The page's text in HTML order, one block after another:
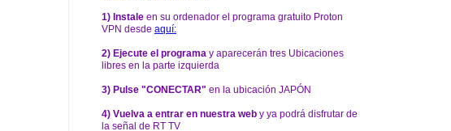
1) Instale en su ordenador el programa gratuito Proton
VPN desde aquí:
2) Ejecute el programa y aparecerán tres Ubicaciones
libres en la parte izquierda
3) Pulse "CONECTAR" en la ubicación JAPÓN
4) Vuelva a entrar en nuestra web y ya podrá disfrutar de
la señal de RT TV